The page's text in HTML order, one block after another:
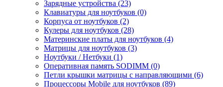
Зарядные устройства (23)
Клавиатуры для ноутбуков (0)
Корпуса от ноутбуков (2)
Кулеры для ноутбуков (28)
Материнские платы для ноутбуков (4)
Матрицы для ноутбуков (3)
Ноутбуки / Нетбуки (1)
Оперативная память SODIMM (0)
Петли крышки матрицы с направляющими (6)
Процессоры Mobile для ноутбуков (89)